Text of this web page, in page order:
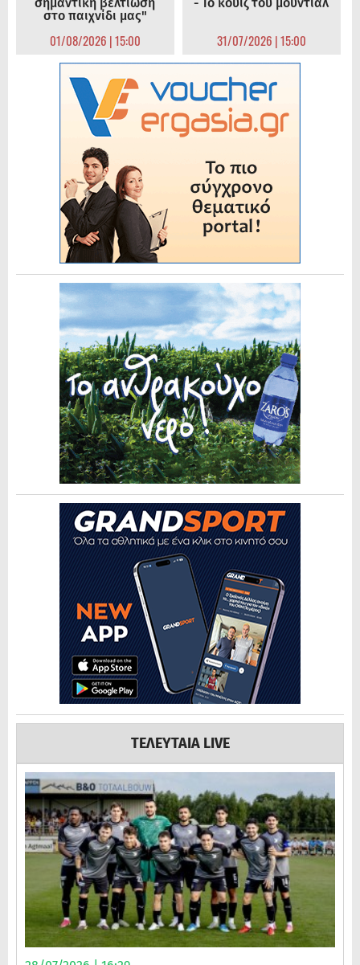
στο παιχνίδι μας"
01/08/2026 | 15:00 31/07/2026 | 15:00
ΤΕΛΕΥΤΑΙΑ LIVE